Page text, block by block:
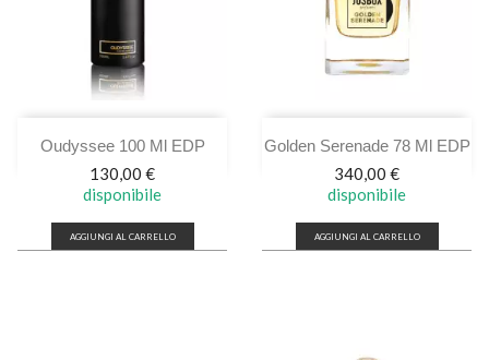
Oudyssee 100 Ml EDP
Prezzo
130,00 €
disponibile
AGGIUNGI AL CARRELLO
Golden Serenade 78 Ml EDP
Prezzo
340,00 €
disponibile
AGGIUNGI AL CARRELLO